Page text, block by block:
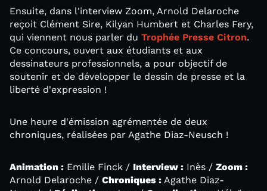
Ensuite, dans l'interview Zoom, Arnold Delaroche
reçoit Clément Sire, Kilyan Humbert et Charles Fery,
qui viennent nous parler du Trophée Presse Citron.
Ce concours, ouvert aux étudiants et aux
dessinateurs professionnels, a pour objectif de
soutenir et de développer le dessin de presse et la
liberté d'expression !
Une heure d'émission agrémentée de deux
chroniques, réalisées par Agathe Diaz-Neusch !
Animation : Emilie Finck / Interview : Inès / Zoom :
Arnold Delaroche / Chroniques : Agathe Diaz-